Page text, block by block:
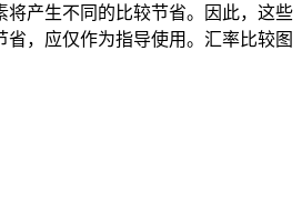
将产生不同的比较节省。因此，这些
，应仅作为指导使用。汇率比较图